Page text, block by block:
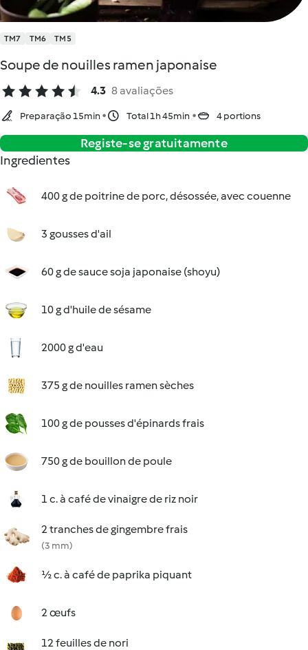
TM7 TM6 TM5
Soupe de nouilles ramen japonaise
4.3 8 avaliações
Preparação 15min Total 1h 45min 4 portions
Registe-se gratuitamente
Ingredientes
400 g de poitrine de porc, désossée, avec couenne
3 gousses d'ail
60 g de sauce soja japonaise (shoyu)
10 g d'huile de sésame
2000 g d'eau
375 g de nouilles ramen sèches
100 g de pousses d'épinards frais
750 g de bouillon de poule
1 c. à café de vinaigre de riz noir
2 tranches de gingembre frais
(3 mm)
½ c. à café de paprika piquant
2 œufs
12 feuilles de nori